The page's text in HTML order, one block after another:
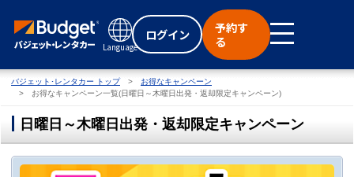
Language
ログイン
予約す
る
バジェット･レンタカー トップ
お得なキャンペーン
お得なキャンペーン一覧(日曜日～木曜日出発・返却限定キャンペーン)
日曜日～木曜日出発・返却限定キャンペーン